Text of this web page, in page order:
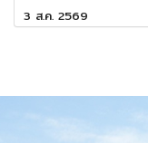
3 ส.ค. 2569